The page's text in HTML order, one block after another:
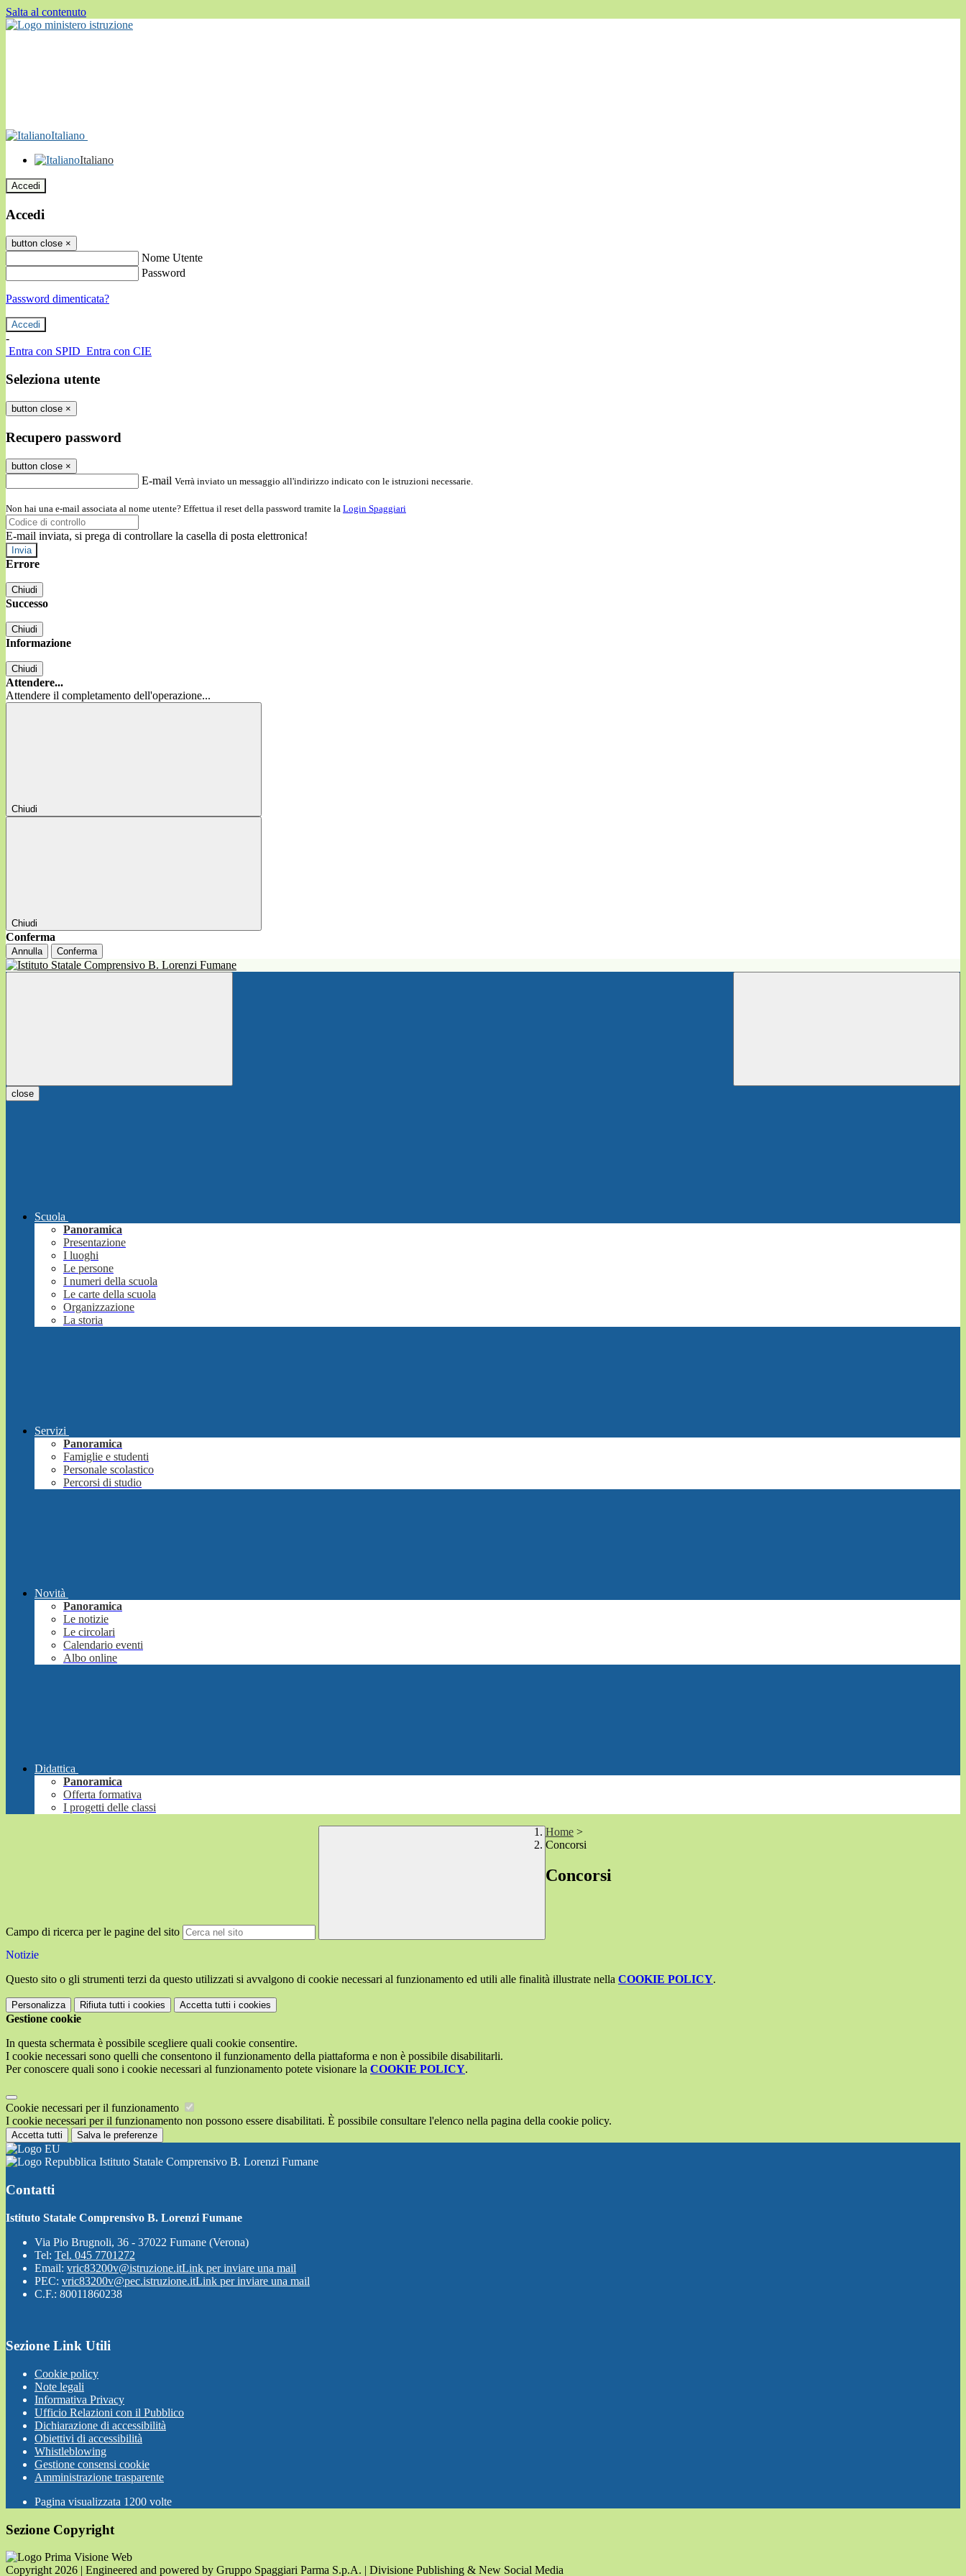
Salta al contenuto
Italiano
Italiano
Accedi
Accedi
button close ×
Nome Utente
Password
Password dimenticata?
-
Entra con SPID Entra con CIE
Seleziona utente
button close ×
Recupero password
button close ×
E-mail Verrà inviato un messaggio all'indirizzo indicato con le istruzioni necessarie.
Non hai una e-mail associata al nome utente? Effettua il reset della password tramite la Login Spaggiari
E-mail inviata, si prega di controllare la casella di posta elettronica!
Errore
Chiudi
Successo
Chiudi
Informazione
Chiudi
Attendere...
Attendere il completamento dell'operazione...
Chiudi
Chiudi
Conferma
Annulla Conferma
close
Scuola
Panoramica
Presentazione
I luoghi
Le persone
I numeri della scuola
Le carte della scuola
Organizzazione
La storia
Servizi
Panoramica
Famiglie e studenti
Personale scolastico
Percorsi di studio
Novità
Panoramica
Le notizie
Le circolari
Calendario eventi
Albo online
Didattica
Panoramica
Offerta formativa
I progetti delle classi
Campo di ricerca per le pagine del sito
Home >
Concorsi
Concorsi
Notizie
Questo sito o gli strumenti terzi da questo utilizzati si avvalgono di cookie necessari al funzionamento ed utili alle finalità illustrate nella COOKIE POLICY.
Personalizza Rifiuta tutti i cookies Accetta tutti i cookies
Gestione cookie
In questa schermata è possibile scegliere quali cookie consentire.
I cookie necessari sono quelli che consentono il funzionamento della piattaforma e non è possibile disabilitarli.
Per conoscere quali sono i cookie necessari al funzionamento potete visionare la COOKIE POLICY.
Cookie necessari per il funzionamento
I cookie necessari per il funzionamento non possono essere disabilitati. È possibile consultare l'elenco nella pagina della cookie policy.
Accetta tutti Salva le preferenze
Istituto Statale Comprensivo B. Lorenzi Fumane
Contatti
Istituto Statale Comprensivo B. Lorenzi Fumane
Via Pio Brugnoli, 36 - 37022 Fumane (Verona)
Tel: Tel. 045 7701272
Email: vric83200v@istruzione.itLink per inviare una mail
PEC: vric83200v@pec.istruzione.itLink per inviare una mail
C.F.: 80011860238
Sezione Link Utili
Cookie policy
Note legali
Informativa Privacy
Ufficio Relazioni con il Pubblico
Dichiarazione di accessibilità
Obiettivi di accessibilità
Whistleblowing
Gestione consensi cookie
Amministrazione trasparente
Pagina visualizzata 1200 volte
Sezione Copyright
Copyright 2026 | Engineered and powered by Gruppo Spaggiari Parma S.p.A. | Divisione Publishing & New Social Media